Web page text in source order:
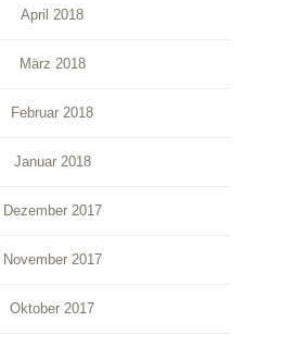
April 2018
März 2018
Februar 2018
Januar 2018
Dezember 2017
November 2017
Oktober 2017